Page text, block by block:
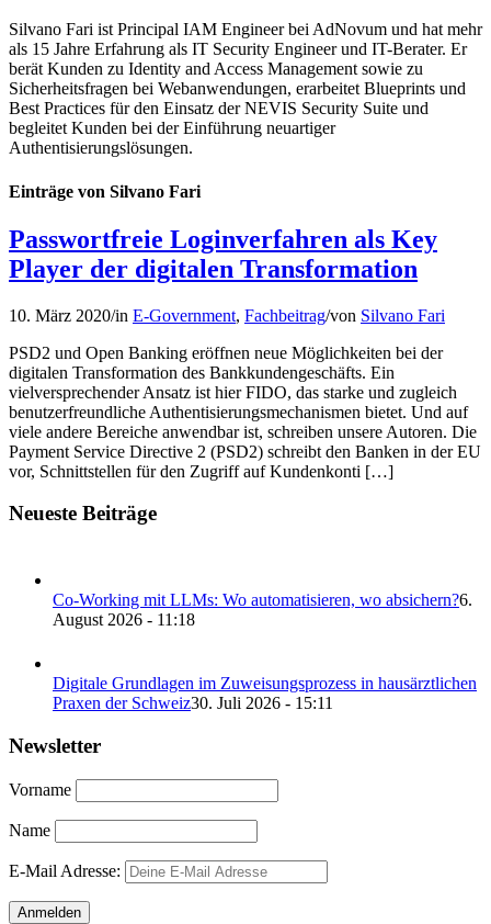
Silvano Fari ist Principal IAM Engineer bei AdNovum und hat mehr
als 15 Jahre Erfahrung als IT Security Engineer und IT-Berater. Er
berät Kunden zu Identity and Access Management sowie zu
Sicherheitsfragen bei Webanwendungen, erarbeitet Blueprints und
Best Practices für den Einsatz der NEVIS Security Suite und
begleitet Kunden bei der Einführung neuartiger
Authentisierungslösungen.
Einträge von Silvano Fari
Passwortfreie Loginverfahren als Key
Player der digitalen Transformation
10. März 2020/in E-Government, Fachbeitrag/von Silvano Fari
PSD2 und Open Banking eröffnen neue Möglichkeiten bei der
digitalen Transformation des Bankkundengeschäfts. Ein
vielversprechender Ansatz ist hier FIDO, das starke und zugleich
benutzerfreundliche Authentisierungsmechanismen bietet. Und auf
viele andere Bereiche anwendbar ist, schreiben unsere Autoren. Die
Payment Service Directive 2 (PSD2) schreibt den Banken in der EU
vor, Schnittstellen für den Zugriff auf Kundenkonti […]
Neueste Beiträge
Co-Working mit LLMs: Wo automatisieren, wo absichern?6.
August 2026 - 11:18
Digitale Grundlagen im Zuweisungsprozess in hausärztlichen
Praxen der Schweiz30. Juli 2026 - 15:11
Newsletter
Vorname
Name
E-Mail Adresse: